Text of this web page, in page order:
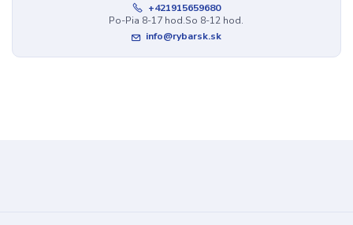
+421915659680
Po-Pia 8-17 hod.So 8-12 hod.
info@rybarsk.sk